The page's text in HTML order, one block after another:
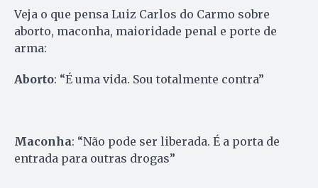
Veja o que pensa Luiz Carlos do Carmo sobre
aborto, maconha, maioridade penal e porte de
arma:
Aborto: “É uma vida. Sou totalmente contra”
Maconha: “Não pode ser liberada. É a porta de
entrada para outras drogas”